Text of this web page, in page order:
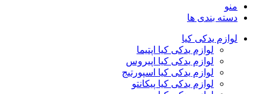
منو
دسته بندی ها
لوازم یدکی کیا
لوازم یدکی کیا اپتیما
لوازم یدکی کیا اپیروس
لوازم یدکی کیا اسپورتیج
لوازم یدکی کیا پیکانتو